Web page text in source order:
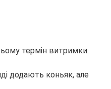
термін витримки.
додають коньяк, але